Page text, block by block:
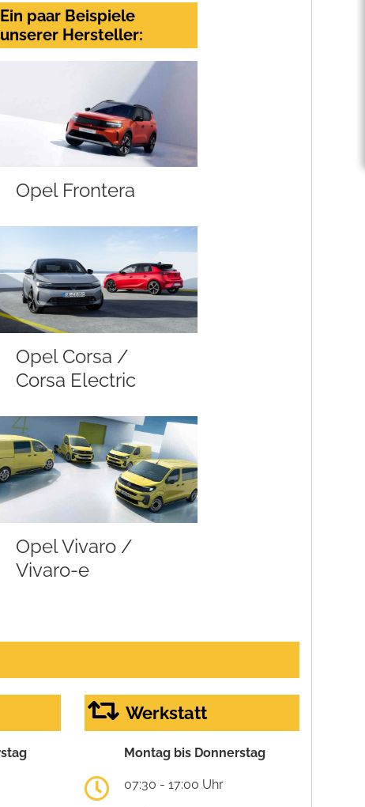
Ein paar Beispiele
unserer Hersteller:
Opel Frontera
Opel Corsa /
Corsa Electric
Opel Vivaro /
Vivaro-e
Werkstatt
Montag bis Donnerstag
07:30 - 17:00 Uhr